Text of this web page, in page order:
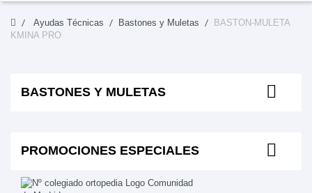
Ayudas Técnicas Bastones y Muletas
BASTON-MULETA
KMINA PRO
BASTONES Y MULETAS
PROMOCIONES ESPECIALES